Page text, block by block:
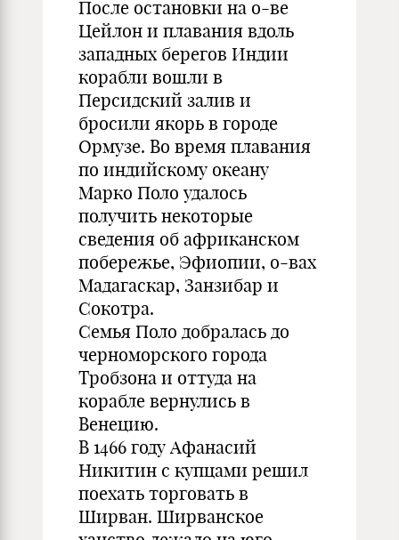
После остановки на о-ве
Цейлон и плавания вдоль
западных берегов Индии
корабли вошли в
Персидский залив и
бросили якорь в городе
Ормузе. Во время плавания
по индийскому океану
Марко Поло удалось
получить некоторые
сведения об африканском
побережье, Эфиопии, о-вах
Мадагаскар, Занзибар и
Сокотра.
Семья Поло добралась до
черноморского города
Тробзона и оттуда на
корабле вернулись в
Венецию.
В 1466 году Афанасий
Никитин с купцами решил
поехать торговать в
Ширван. Ширванское